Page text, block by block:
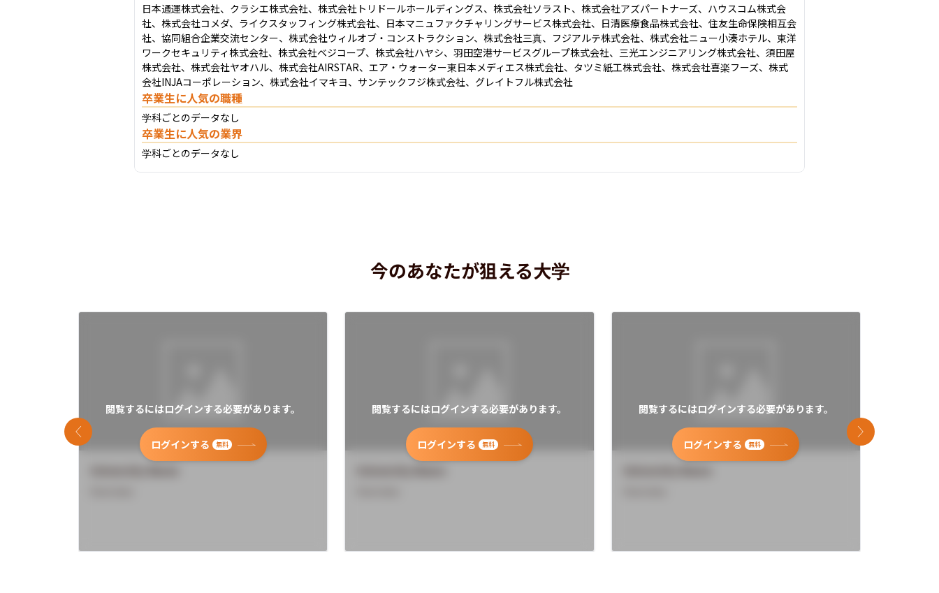
日本通運株式会社、クラシエ株式会社、株式会社トリドールホールディングス、株式会社ソラスト、株式会社アズパートナーズ、ハウスコム株式会
社、株式会社コメダ、ライクスタッフィング株式会社、日本マニュファクチャリングサービス株式会社、日清医療食品株式会社、住友生命保険相互会
社、協同組合企業交流センター、株式会社ウィルオブ・コンストラクション、株式会社三真、フジアルテ株式会社、株式会社ニュー小湊ホテル、東洋
ワークセキュリティ株式会社、株式会社ベジコープ、株式会社ハヤシ、羽田空港サービスグループ株式会社、三光エンジニアリング株式会社、須田屋
株式会社、株式会社ヤオハル、株式会社AIRSTAR、エア・ウォーター東日本メディエス株式会社、タツミ紙工株式会社、株式会社喜楽フーズ、株式
会社INJAコーポレーション、株式会社イマキヨ、サンテックフジ株式会社、グレイトフル株式会社
卒業生に人気の職種
学科ごとのデータなし
卒業生に人気の業界
学科ごとのデータなし
今のあなたが狙える大学
閲覧するにはログインする必要があります。
ログインする 無料
閲覧するにはログインする必要があります。
ログインする 無料
閲覧するにはログインする必要があります。
ログインする 無料
前のスライド 次のスライド